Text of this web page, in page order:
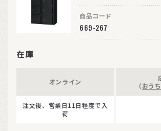
商品コード
669-267
在庫
オンライン
注文後、営業日11日程度で入
荷
（おう